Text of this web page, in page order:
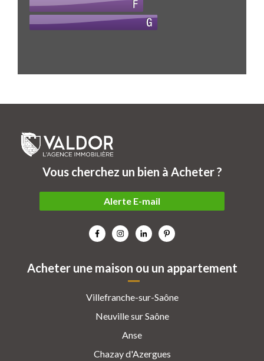
Acheter une maison ou un appartement
Villefranche-sur-Saône
Neuville sur Saône
Anse
Chazay d'Azergues
Vous cherchez un bien à Acheter ?
Alerte E-mail